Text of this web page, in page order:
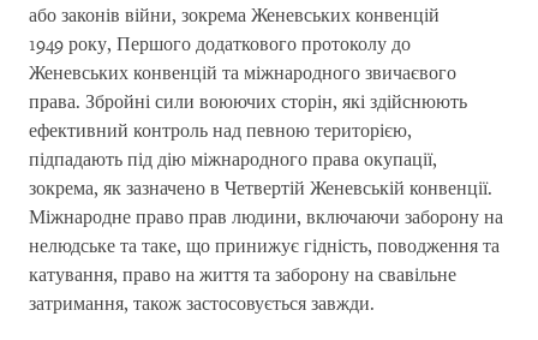
або законів війни, зокрема Женевських конвенцій
1949 року, Першого додаткового протоколу до
Женевських конвенцій та міжнародного звичаєвого
права. Збройні сили воюючих сторін, які здійснюють
ефективний контроль над певною територією,
підпадають під дію міжнародного права окупації,
зокрема, як зазначено в Четвертій Женевській конвенції.
Міжнародне право прав людини, включаючи заборону на
нелюдське та таке, що принижує гідність, поводження та
катування, право на життя та заборону на свавільне
затримання, також застосовується завжди.